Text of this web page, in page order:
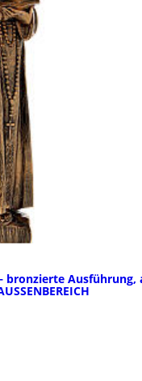
bronzierte Ausführung,